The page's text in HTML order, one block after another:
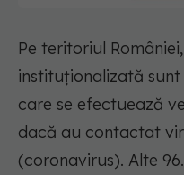
Pe teritoriul
instituționalizată
care se efectuează
dacă au contactat
(coronavirus). Alte